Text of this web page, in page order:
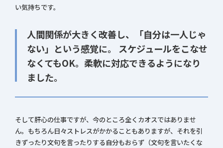
い気持ちです。
人間関係が大きく改善し、「自分は一人じゃ
ない」という感覚に。 スケジュールをこなせ
なくてもOK。柔軟に対応できるようになり
ました。
そして肝心の仕事ですが、今のところ全くカオスではありませ
ん。もちろん日々ストレスがかかることもありますが、それを引
きずったり文句を言ったりする自分もおらず（文句を言いたくな